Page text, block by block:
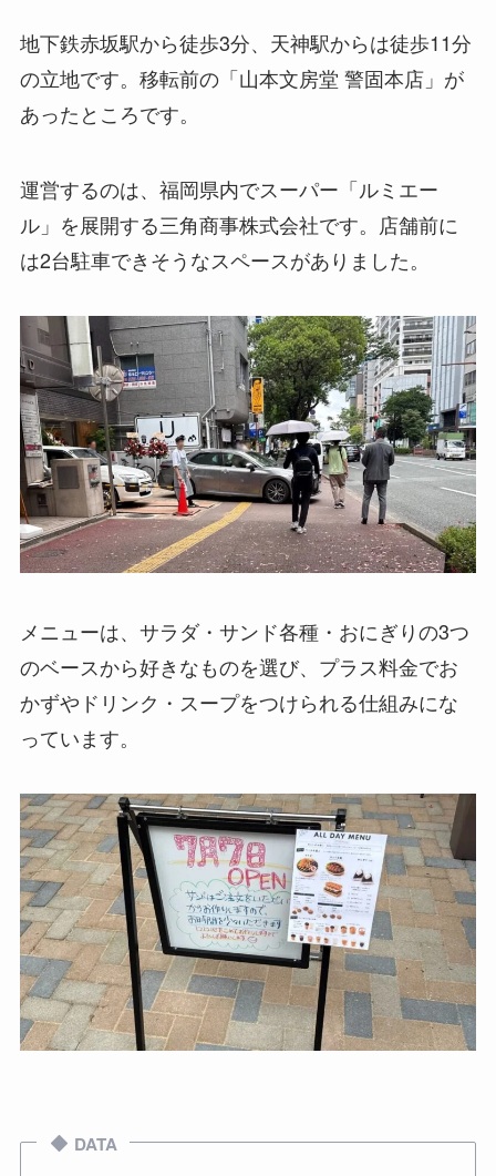
地下鉄赤坂駅から徒歩3分、天神駅からは徒歩11分
の立地です。移転前の「山本文房堂 警固本店」が
あったところです。
運営するのは、福岡県内でスーパー「ルミエー
ル」を展開する三角商事株式会社です。店舗前に
は2台駐車できそうなスペースがありました。
メニューは、サラダ・サンド各種・おにぎりの3つ
のベースから好きなものを選び、プラス料金でお
かずやドリンク・スープをつけられる仕組みにな
っています。
DATA